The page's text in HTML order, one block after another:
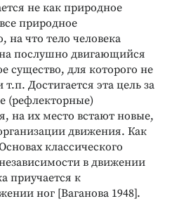
не как природное
природное
на что тело человека
послушно двигающийся
существо, для которого не
Достигается эта цель за
(рефлекторные)
на их место встают новые,
движения. Как
классического
в движении
приучается к
ног [Ваганова 1948].